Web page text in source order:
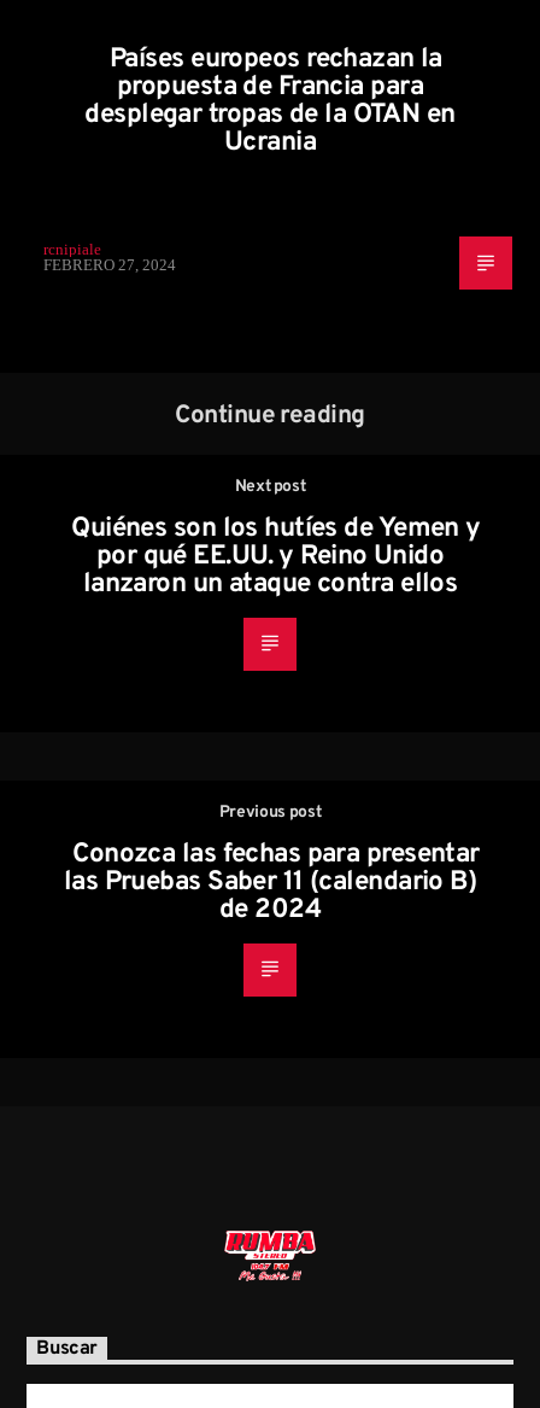
Países europeos rechazan la
propuesta de Francia para
desplegar tropas de la OTAN en
Ucrania
rcnipiale
FEBRERO 27, 2024
Continue reading
Next post
Quiénes son los hutíes de Yemen y
por qué EE.UU. y Reino Unido
lanzaron un ataque contra ellos
Previous post
Conozca las fechas para presentar
las Pruebas Saber 11 (calendario B)
de 2024
Buscar